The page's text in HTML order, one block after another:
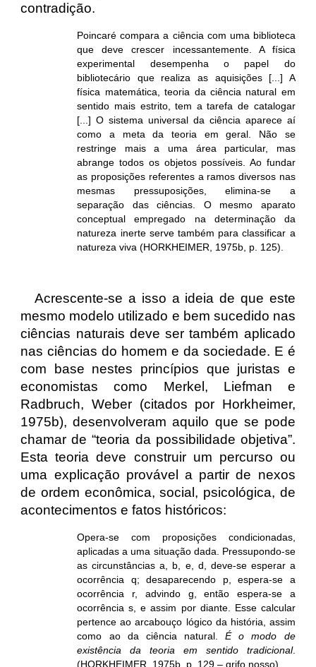
contradição.
Poincaré compara a ciência com uma biblioteca
que deve crescer incessantemente. A física
experimental desempenha o papel do
bibliotecário que realiza as aquisições [...] A
física matemática, teoria da ciência natural em
sentido mais estrito, tem a tarefa de catalogar
[...] O sistema universal da ciência aparece aí
como a meta da teoria em geral. Não se
restringe mais a uma área particular, mas
abrange todos os objetos possíveis. Ao fundar
as proposições referentes a ramos diversos nas
mesmas pressuposições, elimina-se a
separação das ciências. O mesmo aparato
conceptual empregado na determinação da
natureza inerte serve também para classificar a
natureza viva (HORKHEIMER, 1975b, p. 125).
Acrescente-se a isso a ideia de que este
mesmo modelo utilizado e bem sucedido nas
ciências naturais deve ser também aplicado
nas ciências do homem e da sociedade. E é
com base nestes princípios que juristas e
economistas como Merkel, Liefman e
Radbruch, Weber (citados por Horkheimer,
1975b), desenvolveram aquilo que se pode
chamar de “teoria da possibilidade objetiva”.
Esta teoria deve construir um percurso ou
uma explicação provável a partir de nexos
de ordem econômica, social, psicológica, de
acontecimentos e fatos históricos:
Opera-se com proposições condicionadas,
aplicadas a uma situação dada. Pressupondo-se
as circunstâncias a, b, e, d, deve-se esperar a
ocorrência q; desaparecendo p, espera-se a
ocorrência r, advindo g, então espera-se a
ocorrência s, e assim por diante. Esse calcular
pertence ao arcabouço lógico da história, assim
como ao da ciência natural.É o modo de
existência da teoria em sentido tradicional.
(HORKHEIMER, 1975b, p. 129 – grifo nosso).